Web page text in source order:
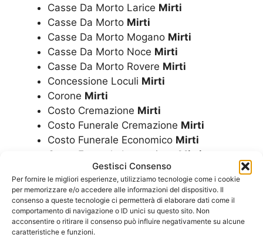
Gestisci Consenso
Per fornire le migliori esperienze, utilizziamo tecnologie come i cookie
per memorizzare e/o accedere alle informazioni del dispositivo. Il
consenso a queste tecnologie ci permetterà di elaborare dati come il
comportamento di navigazione o ID unici su questo sito. Non
acconsentire o ritirare il consenso può influire negativamente su alcune
caratteristiche e funzioni.
Casse Da Morto Larice Mirti
Casse Da Morto Mirti
Casse Da Morto Mogano Mirti
Casse Da Morto Noce Mirti
Casse Da Morto Rovere Mirti
Concessione Loculi Mirti
Corone Mirti
Costo Cremazione Mirti
Costo Funerale Cremazione Mirti
Costo Funerale Economico Mirti
Costo Funerale Inumazione Mirti
Costo FuneraleMirti
Costo Funerale TumulazioneMirti
CremazioneMirti
CremazioniMirti